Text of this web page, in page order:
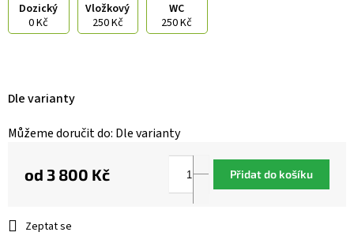
Dozický
0 Kč
Vložkový
250 Kč
WC
250 Kč
Zeptat se
Můžeme doručit do: Dle varianty
Dle varianty
od 3 800 Kč Přidat do košíku